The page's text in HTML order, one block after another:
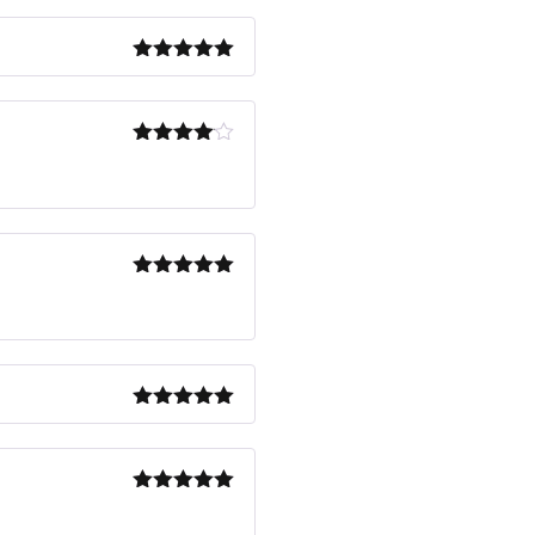
Note5sur
Note5sur